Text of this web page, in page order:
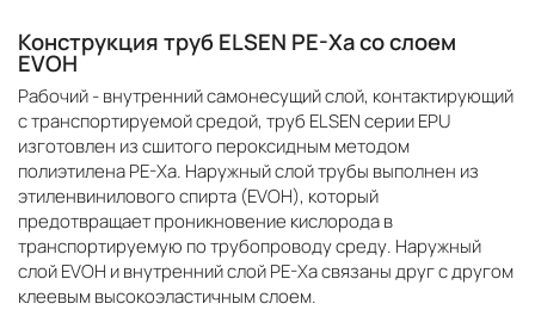
Конструкция труб ELSEN PE-Xa со слоем
EVOH
Рабочий - внутренний самонесущий слой, контактирующий
с транспортируемой средой, труб ELSEN серии EPU
изготовлен из сшитого пероксидным методом
полиэтилена PE-Xa. Наружный слой трубы выполнен из
этиленвинилового спирта (EVOH), который
предотвращает проникновение кислорода в
транспортируемую по трубопроводу среду. Наружный
слой EVOH и внутренний слой PE-Xa связаны друг с другом
клеевым высокоэластичным слоем.